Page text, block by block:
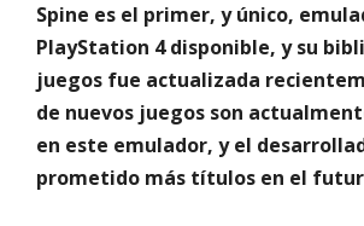
Spine es el primer, y único,
PlayStation 4 disponible, y su
juegos fue actualizada
de nuevos juegos son
en este emulador, y el
prometido más títulos en el